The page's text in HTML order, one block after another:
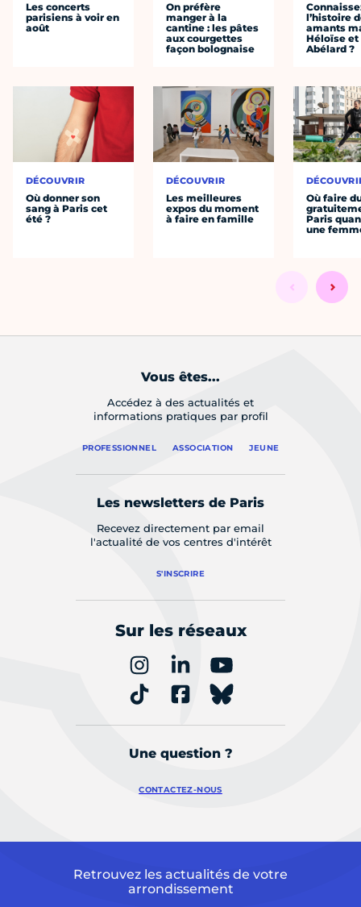
Les concerts
parisiens à voir en
août
DÉCOUVRIR
Où donner son
sang à Paris cet
été ?
On préfère
manger à la
cantine : les pâtes
aux courgettes
façon bolognaise
DÉCOUVRIR
Les meilleures
expos du moment
à faire en famille
l’histoire
amants
Héloïse et
Abélard ?
Où faire
Paris
une
Vous êtes...
Accédez à des actualités et
informations pratiques par profil
PROFESSIONNEL ASSOCIATION JEUNE
Les newsletters de Paris
Recevez directement par email
l'actualité de vos centres d'intérêt
S'INSCRIRE
Sur les réseaux
Une question ?
CONTACTEZ-NOUS
Retrouvez les actualités de votre
arrondissement